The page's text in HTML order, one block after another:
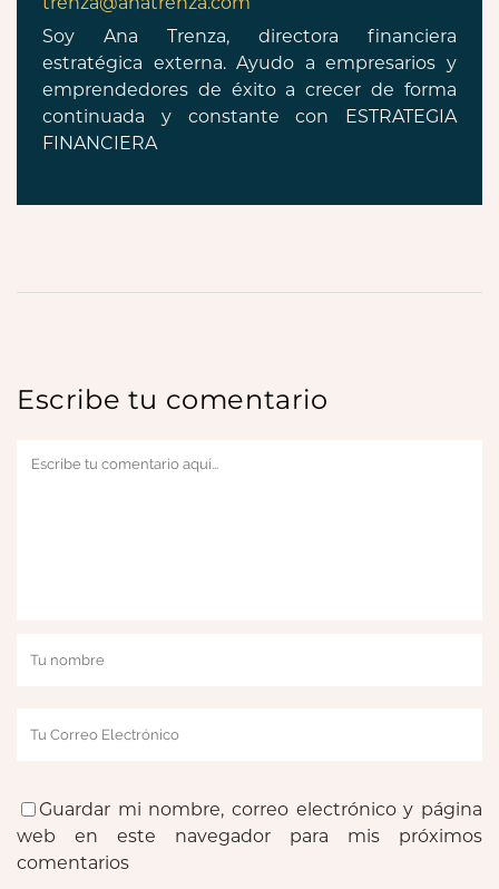
Soy Ana Trenza, directora financiera
estratégica externa. Ayudo a empresarios y
emprendedores de éxito a crecer de forma
continuada y constante con ESTRATEGIA
FINANCIERA
Escribe tu comentario
Guardar mi nombre, correo electrónico y página
web en este navegador para mis próximos
comentarios